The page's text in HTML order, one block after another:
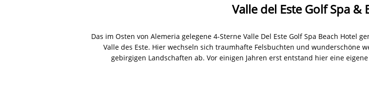
Valle del Este Golf Spa
Das im Osten von Alemeria gelegene 4-Sterne Valle Del Este Golf Spa Beach Hotel
Valle des Este. Hier wechseln sich traumhafte Felsbuchten und wunderschöne
gebirgigen Landschaften ab. Vor einigen Jahren erst entstand hier eine